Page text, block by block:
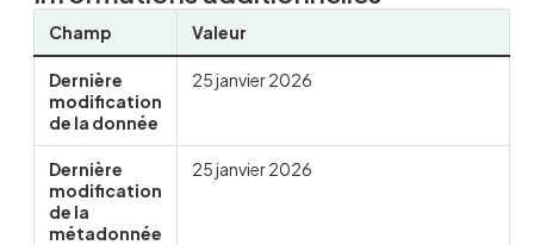
Champ Valeur
Dernière
modification
de la donnée
25 janvier 2026
Dernière
modification
de la
métadonnée
25 janvier 2026